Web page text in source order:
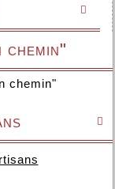

chemin"
